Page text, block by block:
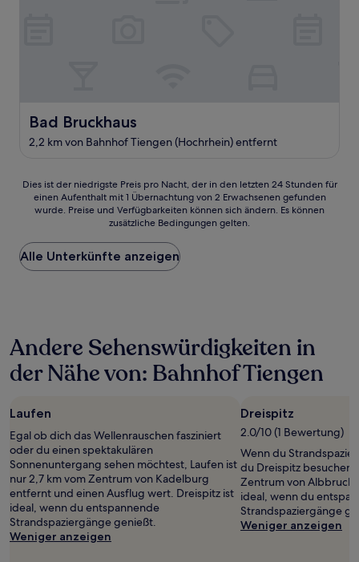
Bad Bruckhaus
Bad Bruckhaus
2,2 km von Bahnhof Tiengen (Hochrhein) entfernt
Dies
der
Preis
pro
Nacht,
24 Stunden
für
einen
1 Übernachtung
von
2 Erwachsenen
gefunden
wurde.
Preise
und
Verfügbarkeiten
können
sich
Dies ist der niedrigste Preis pro Nacht, der in den letzten 24 Stunden für
einen Aufenthalt mit 1 Übernachtung von 2 Erwachsenen gefunden
wurde. Preise und Verfügbarkeiten können sich ändern. Es können
zusätzliche Bedingungen gelten.
Alle Unterkünfte anzeigen
Andere Sehenswürdigkeiten in
der Nähe von: Bahnhof Tiengen
Laufen
Egal ob dich das Wellenrauschen fasziniert
oder du einen spektakulären
Sonnenuntergang sehen möchtest, Laufen ist
nur 2,7 km vom Zentrum von Kadelburg
entfernt und einen Ausflug wert. Dreispitz ist
ideal, wenn du entspannende
Strandspaziergänge genießt.
Weniger anzeigen
Dreispitz
2.0/10 (1 Bewertung)
Wenn du
du Dreispitz besuchen,
Zentrum von Albbruck
ideal, wenn du
Strandspaziergänge
Weniger anzeigen